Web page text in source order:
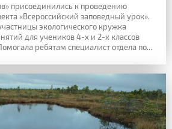
присоединились к проведению
«Всероссийский заповедный урок».
экологического кружка
для учеников 4-х и 2-х классов
ребятам специалист отдела по...